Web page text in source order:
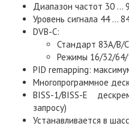
Диапазон частот 30 ...
Уровень сигнала 44 ...
DVB-C:
Стандарт 83A/B/C
Режимы 16/32/64/
PID remapping:
Многопрограммное
BISS-1/BISS-E
запросу)
Устанавливается в